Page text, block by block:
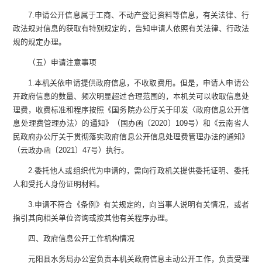
7.申请公开信息属于工商、不动产登记资料等信息，有关法律、行
政法规对信息的获取有特别规定的，告知申请人依照有关法律、行政法
规的规定办理。
（五）申请注意事项
1.本机关依申请提供政府信息，不收取费用。但是，申请人申请公
开政府信息的数量、频次明显超过合理范围的，本机关可以收取信息处
理费，收费标准和程序按照《国务院办公厅关于印发〈政府信息公开信
息处理费管理办法〉的通知》（国办函〔2020〕 109号）和《云南省人
民政府办公厅关于贯彻落实政府信息公开信息处理费管理办法的通知》
（云政办函〔2021〕47号）执行。
2.委托他人或组织代为申请的，需向行政机关提供委托证明、委托
人和受托人身份证明材料。
3.申请不符合《条例》有关规定的，向当事人说明有关情况，或者
指引其向相关单位咨询或按其他有关程序办理。
四、政府信息公开工作机构情况
元阳县水务局办公室负责本机关政府信息主动公开工作，负责受理